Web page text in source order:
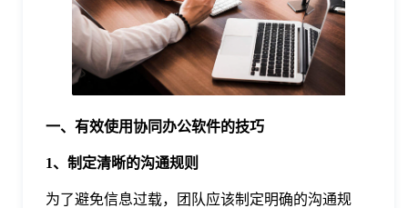
一、有效使用协同办公软件的技巧
1、制定清晰的沟通规则
为了避免信息过载，团队应该制定明确的沟通规